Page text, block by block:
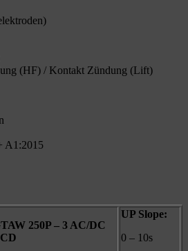
(HF) / Kontakt Zündung (Lift)
A1:2015
250P – 3 AC/DC
UP Slope:
0 – 10s